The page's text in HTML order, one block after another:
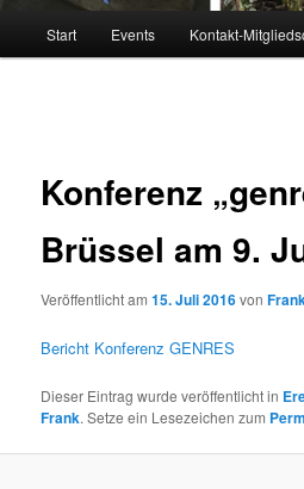
Start Events Kontakt-
Konferenz
Brüssel am 9.
Veröffentlicht am15. Juli 2016vonFrank
Bericht Konferenz GENRES
Dieser Eintrag wurde veröffentlicht in
Frank. Setze ein Lesezeichen zum